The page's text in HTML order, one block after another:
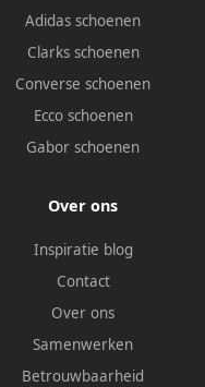
Adidas schoenen
Clarks schoenen
Converse schoenen
Ecco schoenen
Gabor schoenen
Over ons
Inspiratie blog
Contact
Over ons
Samenwerken
Betrouwbaarheid